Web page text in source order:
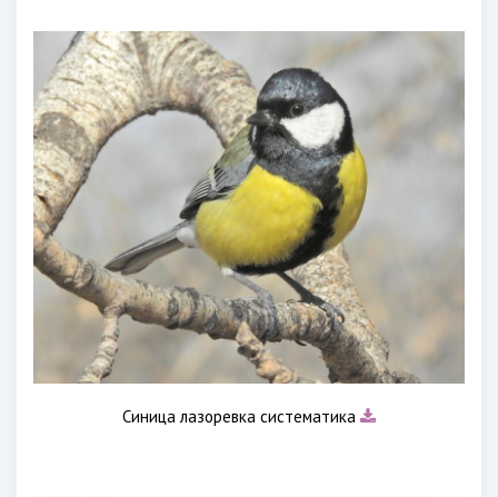
Синица лазоревка систематика